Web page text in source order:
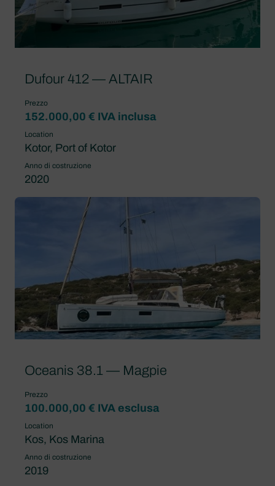
Dufour 412 — ALTAIR
Prezzo
152.000,00 € IVA inclusa
Location
Kotor, Port of Kotor
Anno di costruzione
2020
Oceanis 38.1 — Magpie
Prezzo
100.000,00 € IVA esclusa
Location
Kos, Kos Marina
Anno di costruzione
2019